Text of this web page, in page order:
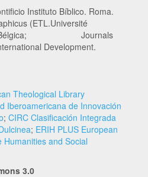
Instituto Bíblico. Roma.
(ETL.Université
Bélgica; Journals
Development.
Theological Library
Iberoamericana de Innovación
; CIRC Clasificación Integrada
; ERIH PLUS European
and Social
3.0